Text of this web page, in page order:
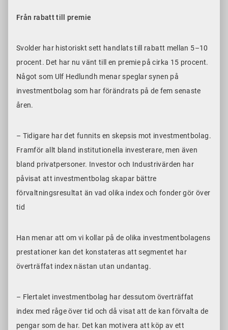
Från rabatt till premie
Svolder har historiskt sett handlats till rabatt mellan 5–10
procent. Det har nu vänt till en premie på cirka 15 procent.
Något som Ulf Hedlundh menar speglar synen på
investmentbolag som har förändrats på de fem senaste
åren.
– Tidigare har det funnits en skepsis mot investmentbolag.
Framför allt bland institutionella investerare, men även
bland privatpersoner. Investor och Industrivärden har
påvisat att investmentbolag skapar bättre
förvaltningsresultat än vad olika index och fonder gör över
tid
Han menar att om vi kollar på de olika investmentbolagens
prestationer kan det konstateras att segmentet har
överträffat index nästan utan undantag.
– Flertalet investmentbolag har dessutom överträffat
index med råge över tid och då visat att de kan förvalta de
pengar som de har. Det kan motivera att köp av ett